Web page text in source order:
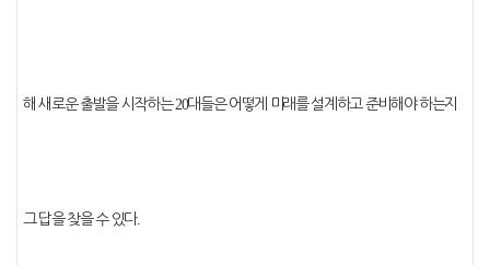
해 새로운 출발을 시작하는20대들은 어떻게 미래를 설계하고 준비해야 하는지
그 답을 찾을 수 있다.